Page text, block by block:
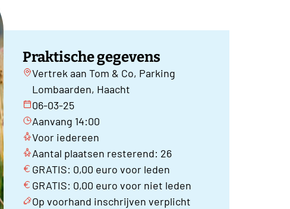
Praktische gegevens
Vertrek aan Tom & Co, Parking
Lombaarden, Haacht
06-03-25
Aanvang 14:00
Voor iedereen
Aantal plaatsen resterend: 26
GRATIS: 0,00 euro voor leden
GRATIS: 0,00 euro voor niet leden
Op voorhand inschrijven verplicht